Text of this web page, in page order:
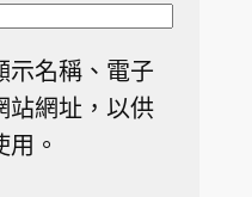
示名稱、電子
站網址，以供
。